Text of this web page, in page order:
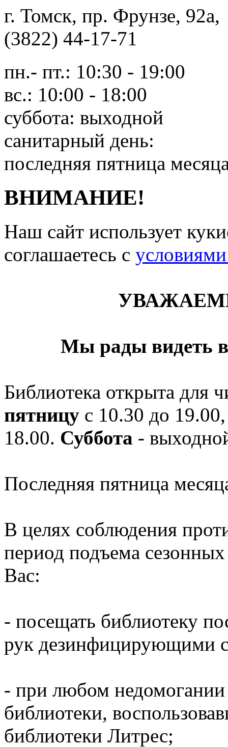
г. Томск, пр. Фрунзе,
(3822) 44-17-71
пн.- пт.: 10:30 - 19:00
вс.: 10:00 - 18:00
суббота: выходной
санитарный день:
последняя пятница
ВНИМАНИЕ!
Наш сайт использует
соглашаетесь c
Мы рады видеть
Библиотека открыта для
пятницу с 10.30 до
18.00. Суббота -
Последняя пятница
В целях соблюдения
период подъема
Вас:
- посещать библиотеку
рук дезинфицирующими
- при любом недомогании
библиотеки,
библиотеки Литрес;